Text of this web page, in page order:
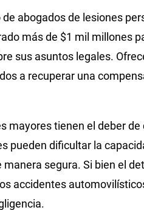
abogados de lesiones
más de $1 mil millones
sus asuntos legales.
a recuperar una
mayores tienen el deber de
pueden dificultar la
manera segura. Si bien el
accidentes